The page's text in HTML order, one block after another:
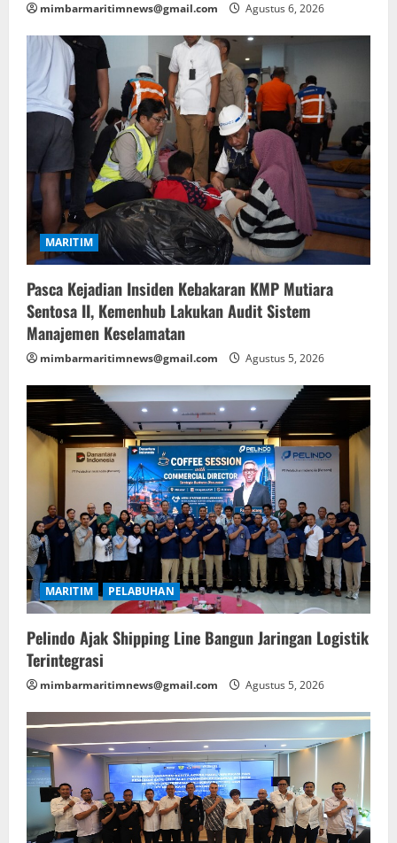
mimbarmaritimnews@gmail.com Agustus 6, 2026
MARITIM
Pasca Kejadian Insiden Kebakaran KMP Mutiara
Sentosa II, Kemenhub Lakukan Audit Sistem
Manajemen Keselamatan
mimbarmaritimnews@gmail.com Agustus 5, 2026
MARITIM PELABUHAN
Pelindo Ajak Shipping Line Bangun Jaringan Logistik
Terintegrasi
mimbarmaritimnews@gmail.com Agustus 5, 2026